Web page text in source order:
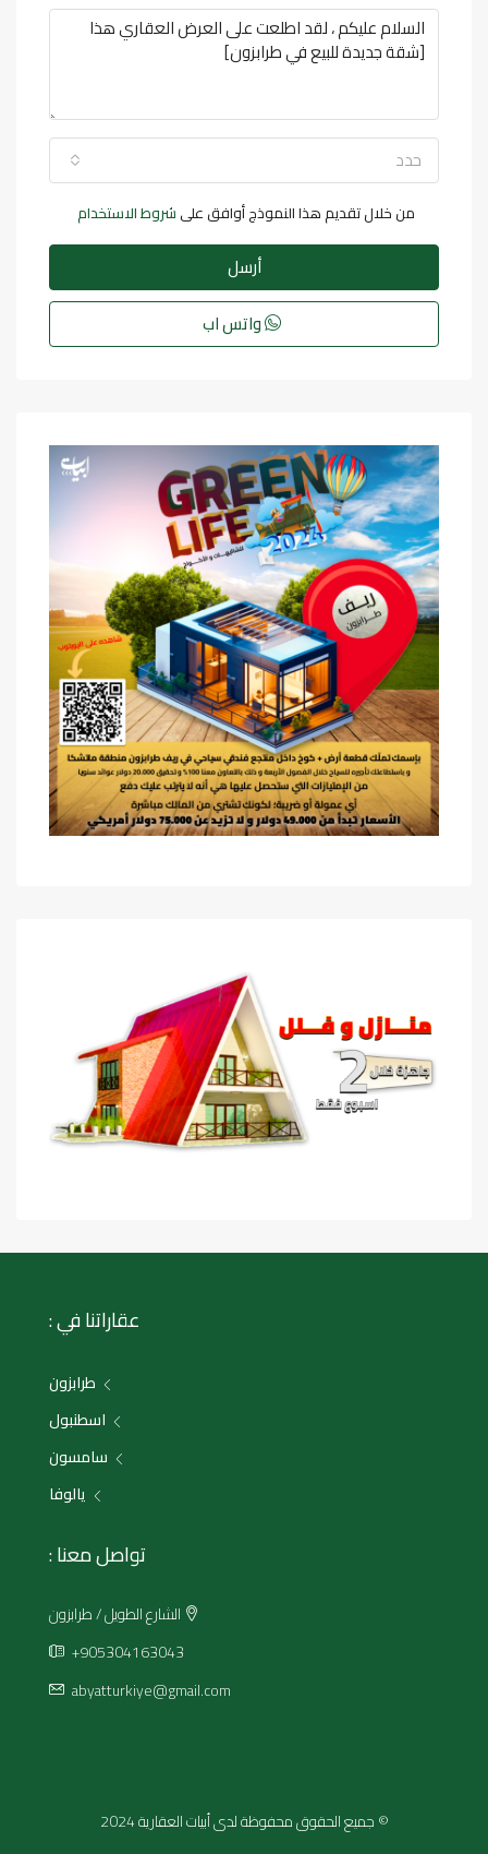
حدد
من خلال تقديم هذا النموذج أوافق على شروط الاستخدام
أرسل
واتس اب
عقاراتنا في :
طرابزون
اسطنبول
سامسون
يالوفا
تواصل معنا :
الشارع الطويل / طرابزون
+905304163043
abyatturkiye@gmail.com
© جميع الحقوق محفوظة لدى أبيات العقارية 2024